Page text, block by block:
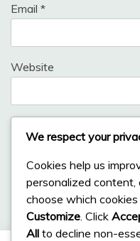
Email *
Website
Save my name, email,
next time I comment.
We respect your
Cookies help us
personalized content,
choose which
Customize . Click
All to decline non-